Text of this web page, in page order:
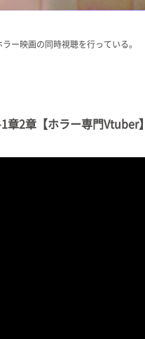
ー映画の同時視聴を行っている。
2章【ホラー専門Vtuber